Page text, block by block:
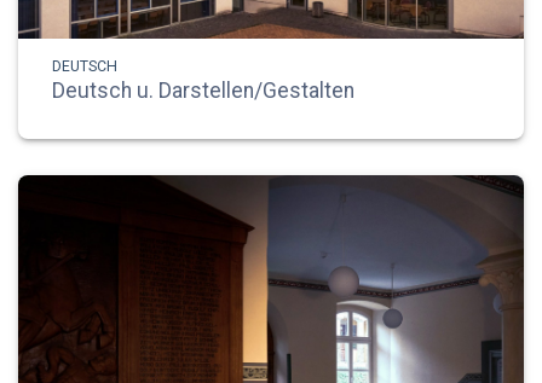
DEUTSCH
Deutsch u. Darstellen/Gestalten